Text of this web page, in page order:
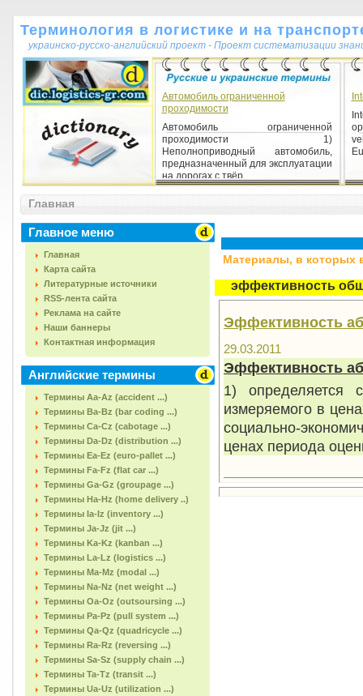
Терминология в логистике и на
украинско-русско-английский проект - Проект систематизации
Автомобиль ограниченной
проходимости
Автомобиль ограниченной
проходимости 1)
Неполноприводный автомобиль,
предназначенный для эксплуатации
на дорогах с твёр...
Главная
Главное меню
Главная
Карта сайта
Литературные источники
RSS-лента сайта
Реклама на сайте
Наши баннеры
Контактная информация
Английские термины
Термины Aa-Az (accident ...)
Термины Ba-Bz (bar coding ...)
Термины Ca-Cz (cabotage ...)
Термины Da-Dz (distribution ...)
Термины Ea-Ez (euro-pallet ...)
Термины Fa-Fz (flat car ...)
Термины Ga-Gz (groupage ...)
Термины Ha-Hz (home delivery ..)
Термины Ia-Iz (inventory ...)
Термины Ja-Jz (jit ...)
Термины Ka-Kz (kanban ...)
Термины La-Lz (logistics ...)
Термины Ma-Mz (modal ...)
Термины Na-Nz (net weight ...)
Термины Oa-Oz (outsoursing ...)
Термины Pa-Pz (pull system ...)
Термины Qa-Qz (quadricycle ...)
Термины Ra-Rz (reversing ...)
Термины Sa-Sz (supply chain ...)
Термины Ta-Tz (transit ...)
Термины Ua-Uz (utilization ...)
Материалы, в которых
эффективность
Эффективность
29.03.2011
Эффективность
1) определяется
измеряемого в
социально-
ценах периода